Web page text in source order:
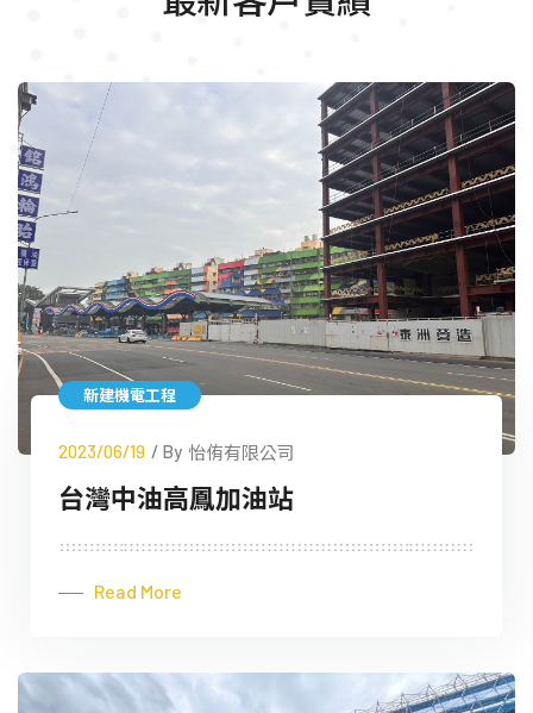
新建機電工程
2023/06/19 / By 怡侑有限公司
台灣中油高鳳加油站
Read More